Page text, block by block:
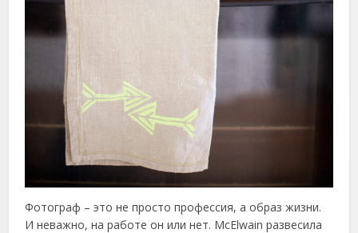
Фотограф – это не просто профессия, а образ жизни.
И неважно, на работе он или нет. McElwain развесила